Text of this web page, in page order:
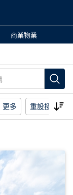
商業物業
更多 重設搜尋